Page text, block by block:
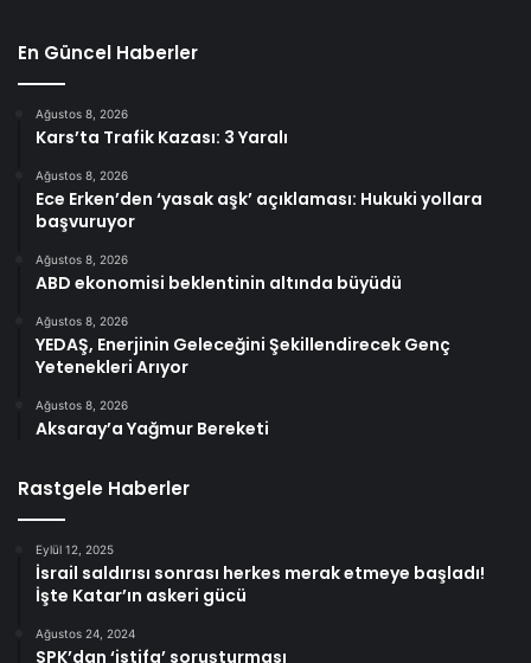
En Güncel Haberler
Ağustos 8, 2026
Kars’ta Trafik Kazası: 3 Yaralı
Ağustos 8, 2026
Ece Erken’den ‘yasak aşk’ açıklaması: Hukuki yollara
başvuruyor
Ağustos 8, 2026
ABD ekonomisi beklentinin altında büyüdü
Ağustos 8, 2026
YEDAŞ, Enerjinin Geleceğini Şekillendirecek Genç
Yetenekleri Arıyor
Ağustos 8, 2026
Aksaray’a Yağmur Bereketi
Rastgele Haberler
Eylül 12, 2025
İsrail saldırısı sonrası herkes merak etmeye başladı!
İşte Katar’ın askeri gücü
Ağustos 24, 2024
SPK’dan ‘istifa’ soruşturması